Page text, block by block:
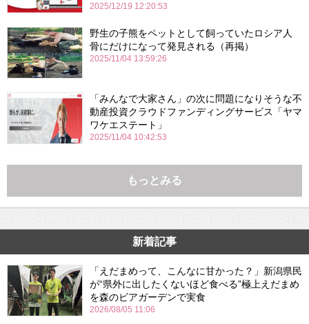
2025/12/19 12:20:53
野生の子熊をペットとして飼っていたロシア人
骨にだけになって発見される（再掲）
2025/11/04 13:59:26
「みんなで大家さん」の次に問題になりそうな不
動産投資クラウドファンディングサービス「ヤマ
ワケエステート」
2025/11/04 10:42:53
もっとみる
新着記事
「えだまめって、こんなに甘かった？」新潟県民
が“県外に出したくないほど食べる”極上えだまめ
を森のビアガーデンで実食
2026/08/05 11:06